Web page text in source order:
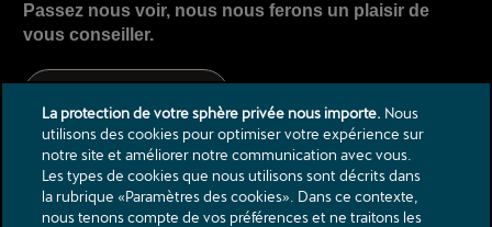
Passez nous voir, nous nous ferons un plaisir de
vous conseiller.
La protection de votre sphère privée nous importe. Nous
utilisons des cookies pour optimiser votre expérience sur
notre site et améliorer notre communication avec vous.
Les types de cookies que nous utilisons sont décrits dans
la rubrique «Paramètres des cookies». Dans ce contexte,
nous tenons compte de vos préférences et ne traitons les